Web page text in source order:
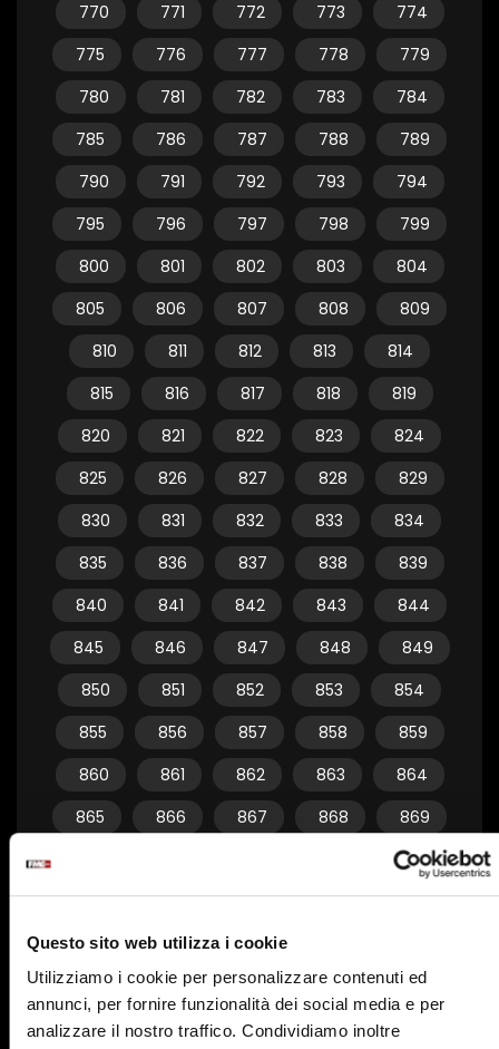
Questo sito web utilizza i cookie
Utilizziamo i cookie per personalizzare contenuti ed
annunci, per fornire funzionalità dei social media e per
analizzare il nostro traffico. Condividiamo inoltre
770
771 772 773
774
775
776 777 778
779
780
781 782 783
784
785
786 787 788
789
790
791 792 793
794
795
796 797 798
799
800
801 802 803
804
805
806 807 808
809
810
811 812 813
814
815
816 817 818
819
820
821 822 823
824
825
826 827 828
829
830
831 832 833
834
835
836 837 838
839
840
841 842 843
844
845
846 847 848
849
850
851 852 853
854
855
856 857 858
859
860
861 862 863
864
865
866 867 868
869
874
875
876 877 878
879
880
881 882
885
886 887 888
889
890
891 892 893 894